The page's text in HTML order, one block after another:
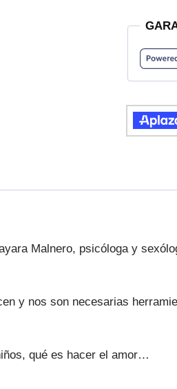
Malnero, psicóloga y
y nos son necesarias
qué es hacer el amor…